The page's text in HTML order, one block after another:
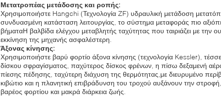
Μετατροπέας μετάδοσης και ροπής:
Χρησιμοποιήστε Hangchi (Τεχνολογία ZF) υδραυλική μετάδοση
συνδυασμένη κατάσταση λειτουργίας, το σύστημα μεταφοράς πιο
βήματαΗ βαλβίδα ελέγχου μεταβλητής ταχύτητας που ταιριάζει με την
εκκίνηση της μηχανής ασφαλέστερη.
Άξονας κίνησης:
Χρησιμοποιήστε βαρύ φορτίο άξονα κίνησης (τεχνολογία Kessler),
δίσκου σφραγίσματος, παχύτερος δίσκος φρένων, η πίσω δεξαμενή
πίεσης πέδησης, ταχύτερη διάχυση της θερμότητας,με διευρυμένο
κιβώτιο και η πλανητική επιβράδυνση του τροχού αυξάνουν την
βαρέος φορτίου και μακρά διάρκεια ζωής.